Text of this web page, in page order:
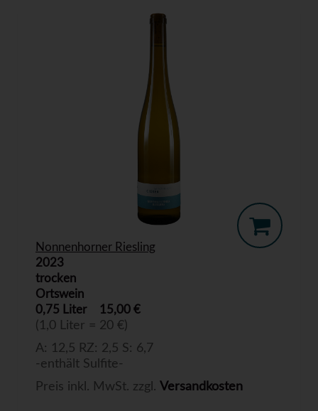
Nonnenhorner Riesling
2023
trocken
Ortswein
0,75 Liter
15,00 €
(1,0 Liter = 20 €)
A: 12,5 RZ: 2,5 S: 6,7
-enthält Sulfite-
Preis inkl. MwSt. zzgl. Versandkosten